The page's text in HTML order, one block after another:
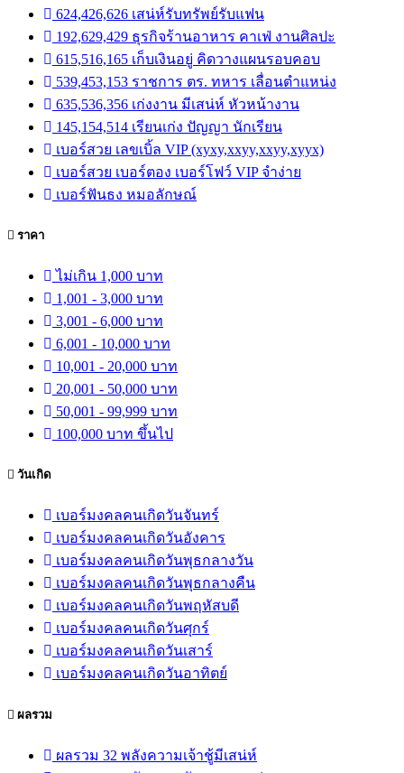
624,426,626 เสน่ห์รับทรัพย์รับแฟน
192,629,429 ธุรกิจร้านอาหาร คาเฟ่ งานศิลปะ
615,516,165 เก็บเงินอยู่ คิดวางแผนรอบคอบ
539,453,153 ราชการ ตร. ทหาร เลื่อนตำแหน่ง
635,536,356 เก่งงาน มีเสน่ห์ หัวหน้างาน
145,154,514 เรียนเก่ง ปัญญา นักเรียน
เบอร์สวย เลขเบิ้ล VIP (xyxy,xxyy,xxyy,xyyx)
เบอร์สวย เบอร์ตอง เบอร์โฟว์ VIP จำง่าย
เบอร์ฟันธง หมอลักษณ์
ราคา
ไม่เกิน 1,000 บาท
1,001 - 3,000 บาท
3,001 - 6,000 บาท
6,001 - 10,000 บาท
10,001 - 20,000 บาท
20,001 - 50,000 บาท
50,001 - 99,999 บาท
100,000 บาท ขึ้นไป
วันเกิด
เบอร์มงคลคนเกิดวันจันทร์
เบอร์มงคลคนเกิดวันอังคาร
เบอร์มงคลคนเกิดวันพุธกลางวัน
เบอร์มงคลคนเกิดวันพุธกลางคืน
เบอร์มงคลคนเกิดวันพฤหัสบดี
เบอร์มงคลคนเกิดวันศุกร์
เบอร์มงคลคนเกิดวันเสาร์
เบอร์มงคลคนเกิดวันอาทิตย์
ผลรวม
ผลรวม 32 พลังความเจ้าชู้มีเสน่ห์